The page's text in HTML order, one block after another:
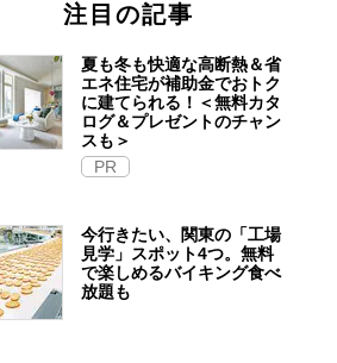
注目の記事
夏も冬も快適な高断熱＆省
エネ住宅が補助金でおトク
に建てられる！＜無料カタ
ログ＆プレゼントのチャン
スも＞
PR
今行きたい、関東の「工場
見学」スポット4つ。無料
で楽しめるバイキング食べ
放題も